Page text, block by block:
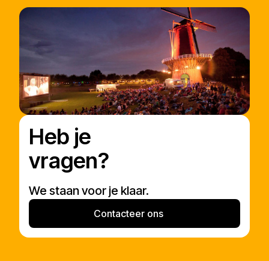
Heb je
vragen?
We staan voor je klaar.
Contacteer ons